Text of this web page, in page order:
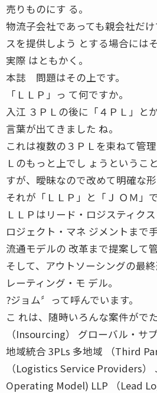
売りものにす る。
物流子会社であっても親会社だ
スを提供しよう とする場合には
実際 はともかく。
本誌 問題はその上です。
「ＬＬＰ」っ て何ですか。
入江 ３ＰＬの後に「４ＰＬ」と
言葉が出てきました ね。
これは複数の３ＰＬを束ねて管
Ｌのもっと上でし ょうというこ
すが、曖昧なので改めて明確な形
それが「ＬＬＰ」と「Ｊ ＯＭ」で
ＬＬＰはリード・ロジスティク
ロジェクト・マネ ジメントまで
流通モデルの 改革まで提案して
そして、アウトソーシングの最
レーティング・モ デル。
?ジョム〞って呼んでいます。
こ れは、随時いろんな案件がで
（Insourcing） グローバル・サ
地域統合 3PLs 多地域 （Third
（Logistics Service Providers
Operating Model) LLP （Lead